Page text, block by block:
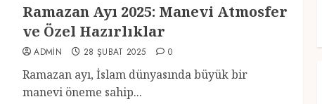
Ramazan Ayı 2025: Manevi Atmosfer
ve Özel Hazırlıklar
ADMIN 28 ŞUBAT 2025 0
Ramazan ayı, İslam dünyasında büyük bir
manevi öneme sahip...